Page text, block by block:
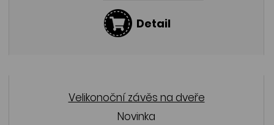
Detail
Velikonoční závěs na dveře
Novinka